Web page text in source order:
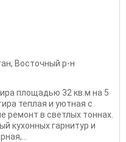
, Восточный р-н
площадью 32 кв.м на 5
теплая и уютная с
ремонт в светлых тоннах.
кухонных гарнитур и